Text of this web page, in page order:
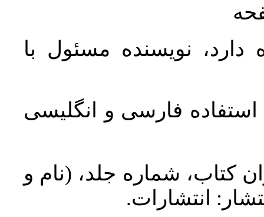
نویسنده مسئول با
استفاده فارسی و انگلیسی
کتاب، شماره جلد، (نام و
انتشارات.